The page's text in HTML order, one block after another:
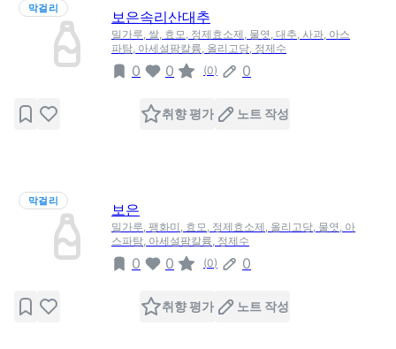
막걸리
보은속리산대추
밀가루, 쌀, 효모, 정제효소제, 물엿, 대추, 사과, 아스
파탐, 아세설팜칼륨, 올리고당, 정제수
0 0 (0) 0
취향 평가 노트 작성
막걸리
보은
밀가루, 팽화미, 효모, 정제효소제, 올리고당, 물엿, 아
스파탐, 아세설팜칼륨, 정제수
0 0 (0) 0
취향 평가 노트 작성